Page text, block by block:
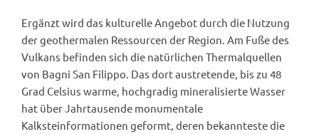
Ergänzt wird das kulturelle Angebot durch die Nutzung
der geothermalen Ressourcen der Region. Am Fuße des
Vulkans befinden sich die natürlichen Thermalquellen
von Bagni San Filippo. Das dort austretende, bis zu 48
Grad Celsius warme, hochgradig mineralisierte Wasser
hat über Jahrtausende monumentale
Kalksteinformationen geformt, deren bekannteste die